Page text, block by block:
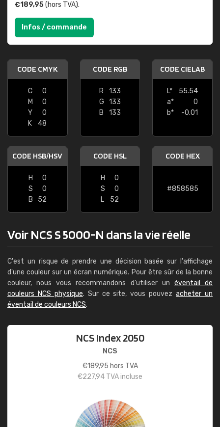
€189,95(hors TVA).
Infos / commande
CODE CMYK
C
0
M
0
Y
0
K
48
CODE RGB
R
133
G
133
B
133
CODE CIELAB
L*
55.54
a*
0
b*
-0.01
CODE HSB/HSV
H
0
S
0
B
52
CODE HSL
H
0
S
0
L
52
CODE HEX
#858585
Voir NCS S 5000-N dans la vie réelle
C'est un risque de prendre une décision basée sur l'affichage
d'une couleur sur un écran numérique. Pour être sûr de la bonne
couleur, nous vous recommandons d'utiliser un éventail de
couleurs NCS physique. Sur ce site, vous pouvezacheter un
éventail de couleurs NCS.
NCS Index 2050
NCS
€189,95 hors TVA
€227,94 TVA incluse